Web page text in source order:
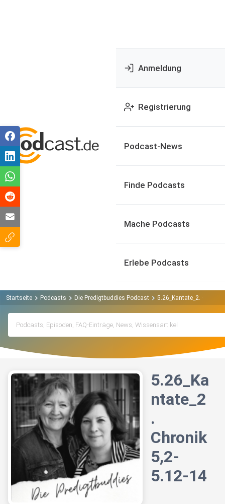
Anmeldung
Registrierung
Podcast-News
Finde Podcasts
Mache Podcasts
Erlebe Podcasts
Startseite Podcasts Die Predigtbuddies Podcast 5.26_Kantate_2. Chronik
5.26_Ka
ntate_2
.
Chronik
5,2-
5.12-14